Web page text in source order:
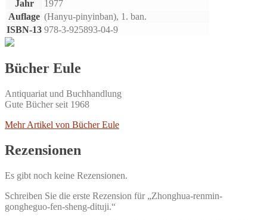
Jahr
1977
Auflage (Hanyu-pinyinban), 1. ban.
ISBN-13 978-3-925893-04-9
Bücher Eule
Antiquariat und Buchhandlung
Gute Bücher seit 1968
Mehr Artikel von Bücher Eule
Rezensionen
Es gibt noch keine Rezensionen.
Schreiben Sie die erste Rezension für „Zhonghua-renmin-
gongheguo-fen-sheng-dituji.“